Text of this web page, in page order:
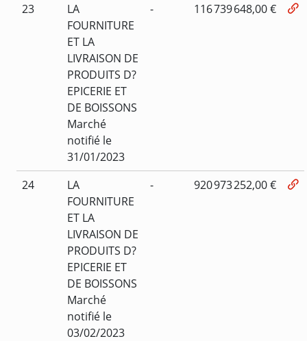
23
LA
FOURNITURE
ET LA
LIVRAISON DE
PRODUITS D?
EPICERIE ET
DE BOISSONS
Marché
notifié le
31/01/2023
- 116 739 648,00 €
24
LA
FOURNITURE
ET LA
LIVRAISON DE
PRODUITS D?
EPICERIE ET
DE BOISSONS
Marché
notifié le
03/02/2023
- 920 973 252,00 €